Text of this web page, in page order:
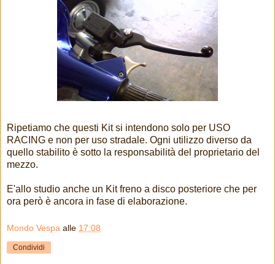
Ripetiamo che questi Kit si intendono solo per USO
RACING e non per uso stradale. Ogni utilizzo diverso da
quello stabilito è sotto la responsabilità del proprietario del
mezzo.
E'allo studio anche un Kit freno a disco posteriore che per
ora però è ancora in fase di elaborazione.
Mondo Vespa alle 17:08
Condividi